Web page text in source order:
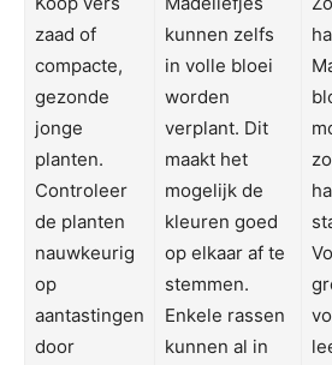
zaad of
compacte,
gezonde
jonge
planten.
Controleer
de planten
nauwkeurig
op
aantastingen
door
kunnen zelfs
in volle bloei
worden
verplant. Dit
maakt het
mogelijk de
kleuren goed
op elkaar af te
stemmen.
Enkele rassen
kunnen al in